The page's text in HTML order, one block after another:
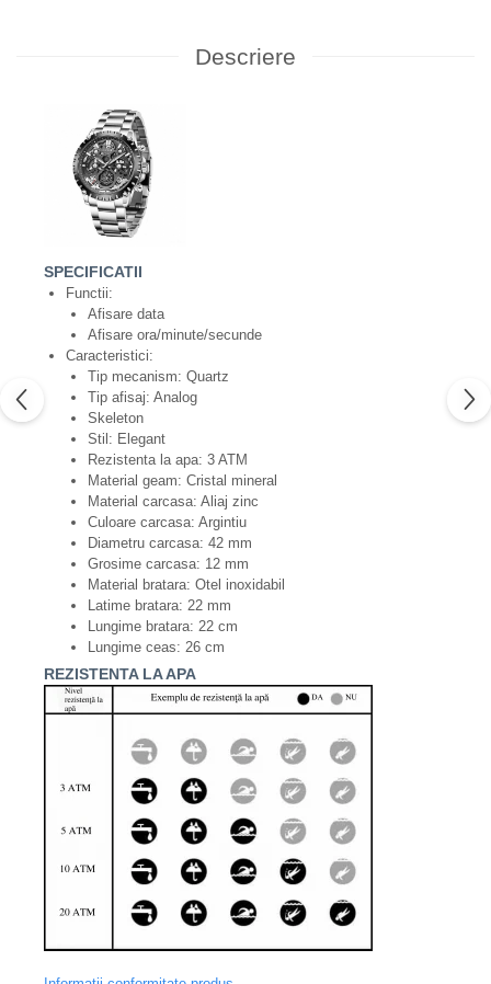
Descriere
SPECIFICATII
Functii:
Afisare data
Afisare ora/minute/secunde
Caracteristici:
Tip mecanism: Quartz
Tip afisaj: Analog
Skeleton
Stil: Elegant
Rezistenta la apa: 3 ATM
Material geam: Cristal mineral
Material carcasa: Aliaj zinc
Culoare carcasa: Argintiu
Diametru carcasa: 42 mm
Grosime carcasa: 12 mm
Material bratara: Otel inoxidabil
Latime bratara: 22 mm
Lungime bratara: 22 cm
Lungime ceas: 26 cm
REZISTENTA LA APA